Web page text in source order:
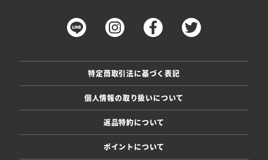
特定商取引法に基づく表記
個人情報の取り扱いについて
返品特約について
ポイントについて